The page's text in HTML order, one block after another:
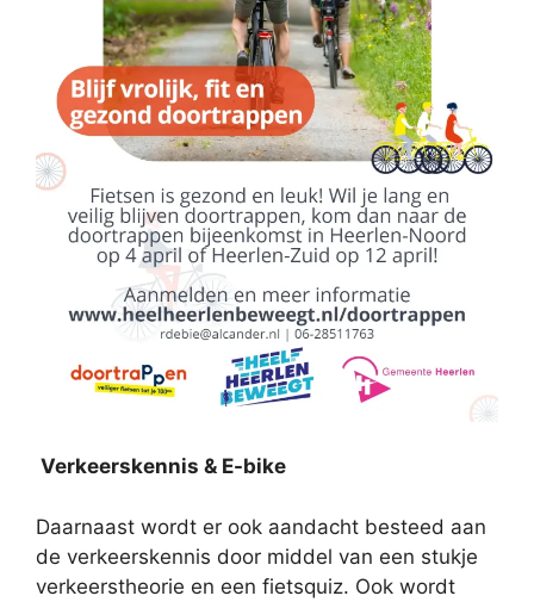
Verkeerskennis & E-bike
Daarnaast wordt er ook aandacht besteed aan
de verkeerskennis door middel van een stukje
verkeerstheorie en een fietsquiz. Ook wordt